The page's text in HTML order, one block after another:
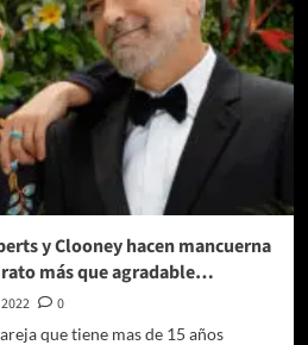
y Clooney hacen mancuerna
más que agradable…
0
que tiene mas de 15 años